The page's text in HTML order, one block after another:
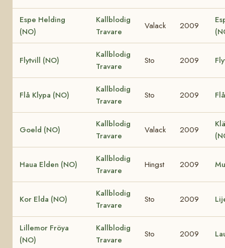
Espe Helding
(NO)
Kallblodig
Travare
Valack 2009
Flytvill (NO)
Kallblodig
Travare
Sto 2009
Flå Klypa (NO)
Kallblodig
Travare
Sto 2009
Goeld (NO)
Kallblodig
Travare
Valack 2009
Haua Elden (NO)
Kallblodig
Travare
Hingst 2009
Kor Elda (NO)
Kallblodig
Travare
Sto 2009
Lillemor Fröya
(NO)
Kallblodig
Travare
Sto 2009